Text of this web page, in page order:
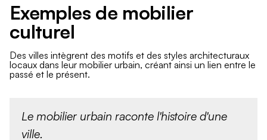
Exemples de mobilier
culturel
Des villes intègrent des motifs et des styles architecturaux
locaux dans leur mobilier urbain, créant ainsi un lien entre le
passé et le présent.
Le mobilier urbain raconte l'histoire d'une
ville.